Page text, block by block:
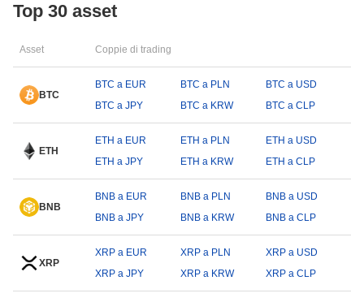
Top 30 asset
Asset Coppie di trading
BTC
BTC a EUR BTC a PLN
BTC a USD
BTC a JPY
BTC a KRW BTC a CLP
ETH
ETH a EUR ETH a PLN
ETH a USD
ETH a JPY
ETH a KRW ETH a CLP
BNB
BNB a EUR BNB a PLN
BNB a USD
BNB a JPY
BNB a KRW BNB a CLP
XRP
XRP a EUR XRP a PLN
XRP a USD
XRP a JPY
XRP a KRW XRP a CLP